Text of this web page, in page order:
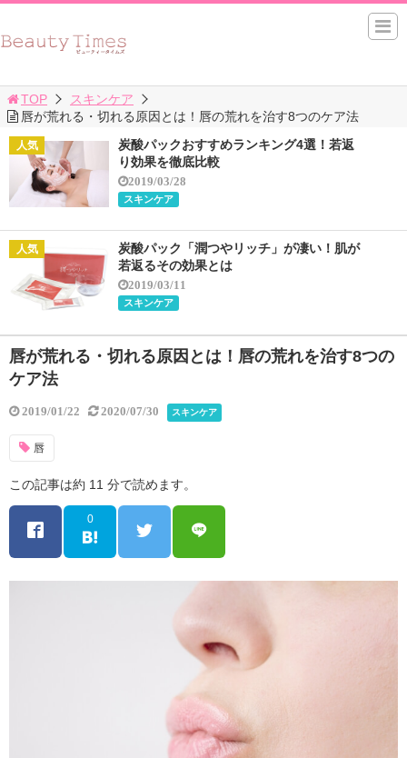
TOP
スキンケア
唇が荒れる・切れる原因とは！唇の荒れを治す8つのケア法
炭酸パックおすすめランキング4選！若返
り効果を徹底比較
2019/03/28
スキンケア
炭酸パック「潤つやリッチ」が凄い！肌が
若返るその効果とは
2019/03/11
スキンケア
唇が荒れる・切れる原因とは！唇の荒れを治す8つの
ケア法
2019/01/22 2020/07/30 スキンケア
唇
この記事は約 11 分で読めます。
0